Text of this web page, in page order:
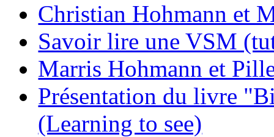
Christian Hohmann et
Savoir lire une VSM
Marris Hohmann et
Présentation du livre
(Learning to see)